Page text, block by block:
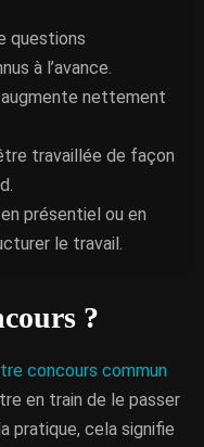
questions
à l’avance.
nettement
travaillée de façon
présentiel ou en
le travail.
?
concours commun
en train de le passer
pratique, cela signifie